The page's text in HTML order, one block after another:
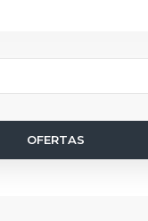
OFERTAS